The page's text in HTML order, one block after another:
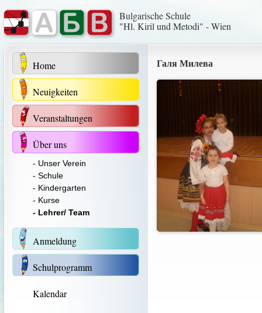
Bulgarische Schule
"Hl. Kiril und Metodi" - Wien
Home
Neuigkeiten
Veranstaltungen
Über uns
- Unser Verein
- Schule
- Kindergarten
- Kurse
- Lehrer/ Team
Anmeldung
Schulprogramm
Kalendar
Галя Милева